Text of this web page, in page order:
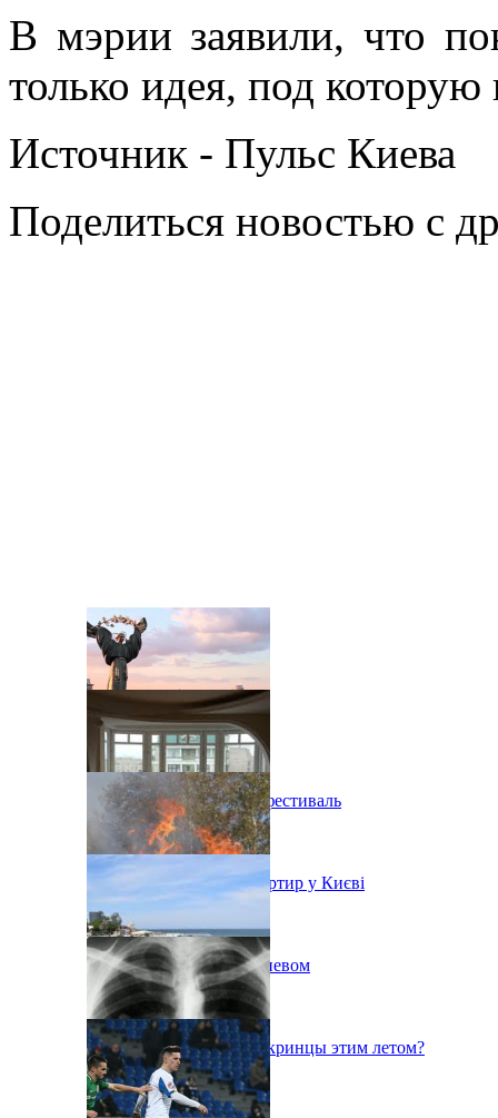
В мэрии заявили, что
только идея, под
Источник - Пульс Киева
Поделиться новостью с
В Киеве состоится эко-фестиваль
Ситуація з орендою квартир у Києві
Пожар на свалке под Киевом
Куда поедут отдыхать укринцы этим летом?